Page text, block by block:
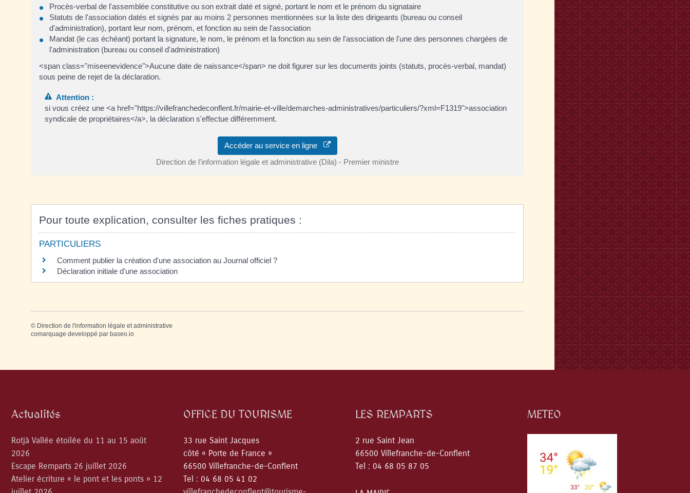
Procès-verbal de l'assemblée constitutive ou son extrait daté et signé, portant le nom et le prénom du signataire
Statuts de l'association datés et signés par au moins 2 personnes mentionnées sur la liste des dirigeants (bureau ou conseil
d'administration), portant leur nom, prénom, et fonction au sein de l'association
Mandat (le cas échéant) portant la signature, le nom, le prénom et la fonction au sein de l'association de l'une des personnes chargées de
l'administration (bureau ou conseil d'administration)
<span class="miseenevidence">Aucune date de naissance</span> ne doit figurer sur les documents joints (statuts, procès-verbal, mandat)
sous peine de rejet de la déclaration.
Attention :
si vous créez une <a href="https://villefranchedeconflent.fr/mairie-et-ville/demarches-administratives/particuliers/?xml=F1319">association
syndicale de propriétaires</a>, la déclaration s'effectue différemment.
Accéder au service en ligne
Direction de l'information légale et administrative (Dila) - Premier ministre
Pour toute explication, consulter les fiches pratiques :
PARTICULIERS
Comment publier la création d'une association au Journal officiel ?
Déclaration initiale d'une association
© Direction de l'information légale et administrative
comarquage developpé par baseo.io
Actualités
Rotjà Vallée étoilée du 11 au 15 août
2026
Escape Remparts 26 juillet 2026
Atelier écriture « le pont et les ponts » 12
OFFICE DU TOURISME
33 rue Saint Jacques
côté « Porte de France »
66500 Villefranche-de-Conflent
Tel : 04 68 05 41 02
LES REMPARTS
2 rue Saint Jean
66500 Villefranche-de-Conflent
Tel : 04 68 05 87 05
METEO